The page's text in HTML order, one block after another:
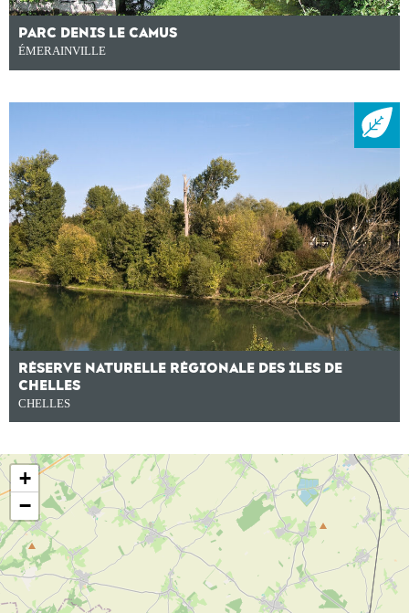
PARC DENIS LE CAMUS
ÉMERAINVILLE
RÉSERVE NATURELLE RÉGIONALE DES ÎLES DE
CHELLES
CHELLES
+
−